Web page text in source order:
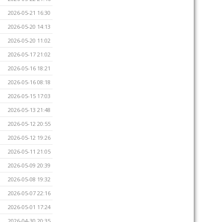
2026-05-21 16:30
2026-05-20 14:13
2026-05-20 11:02
2026-05-17 21:02
2026-05-16 18:21
2026-05-16 08:18
2026-05-15 17:03
2026-05-13 21:48
2026-05-12 20:55
2026-05-12 19:26
2026-05-11 21:05
2026-05-09 20:39
2026-05-08 19:32
2026-05-07 22:16
2026-05-01 17:24